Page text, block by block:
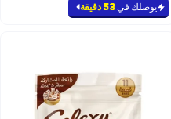
يوصلك في53 دقيقة